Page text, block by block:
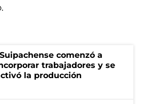
comenzó a
trabajadores y se
la producción